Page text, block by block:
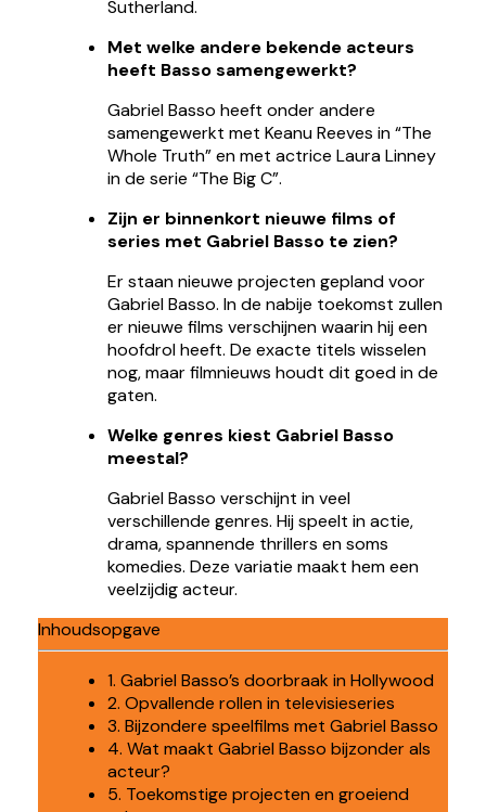
Sutherland.
Met welke andere bekende acteurs
heeft Basso samengewerkt?
Gabriel Basso heeft onder andere
samengewerkt met Keanu Reeves in “The
Whole Truth” en met actrice Laura Linney
in de serie “The Big C”.
Zijn er binnenkort nieuwe films of
series met Gabriel Basso te zien?
Er staan nieuwe projecten gepland voor
Gabriel Basso. In de nabije toekomst zullen
er nieuwe films verschijnen waarin hij een
hoofdrol heeft. De exacte titels wisselen
nog, maar filmnieuws houdt dit goed in de
gaten.
Welke genres kiest Gabriel Basso
meestal?
Gabriel Basso verschijnt in veel
verschillende genres. Hij speelt in actie,
drama, spannende thrillers en soms
komedies. Deze variatie maakt hem een
veelzijdig acteur.
Inhoudsopgave
1. Gabriel Basso’s doorbraak in Hollywood
2. Opvallende rollen in televisieseries
3. Bijzondere speelfilms met Gabriel Basso
4. Wat maakt Gabriel Basso bijzonder als
acteur?
5. Toekomstige projecten en groeiend